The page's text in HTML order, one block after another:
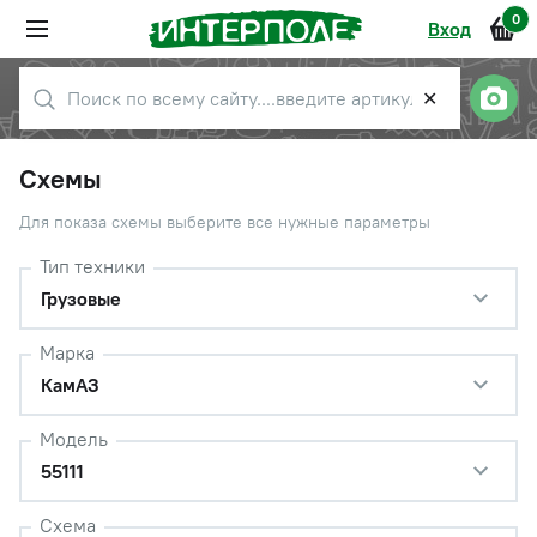
Вход 0
✕
Схемы
Для показа схемы выберите все нужные параметры
Тип техники
Грузовые
Марка
КамАЗ
Модель
55111
Схема